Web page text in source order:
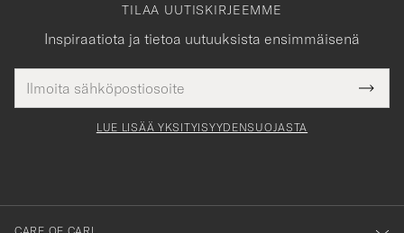
TILAA UUTISKIRJEEMME
Inspiraatiota ja tietoa uutuuksista ensimmäisenä
tieto
Tack
för
dig
LUE LISÄÄ YKSITYISYYDENSUOJASTA